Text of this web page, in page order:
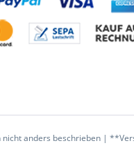
nicht anders beschrieben |